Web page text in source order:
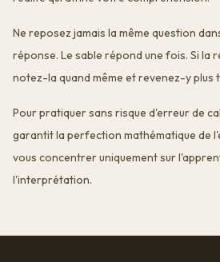
Ne reposez jamais la même question
réponse. Le sable répond une fois. Si la
notez-la quand même et revenez-y plus
Pour pratiquer sans risque d'erreur de
garantit la perfection mathématique de
vous concentrer uniquement sur
l'interprétation.